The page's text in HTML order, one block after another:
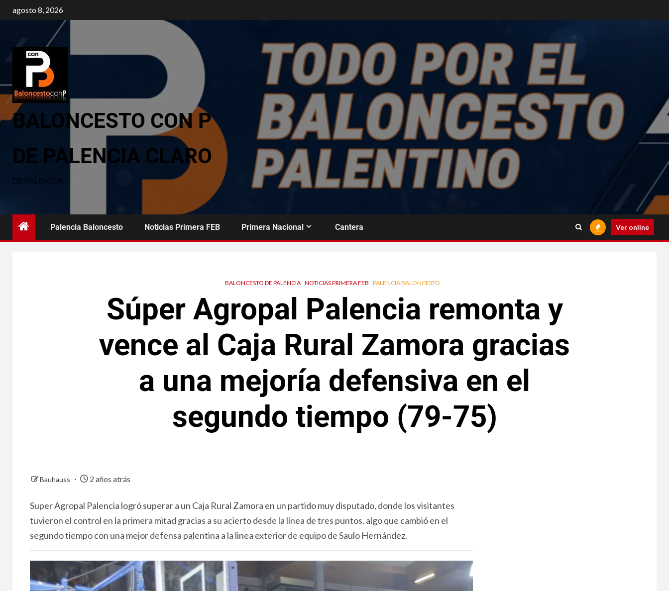
agosto 8, 2026
BALONCESTO CON P
DE PALENCIA CLARO
DE PALENCIA
Palencia Baloncesto Noticias Primera FEB Primera Nacional Cantera Ver online
BALONCESTO DE PALENCIA NOTICIAS PRIMERA FEB PALENCIA BALONCESTO
Súper Agropal Palencia remonta y
vence al Caja Rural Zamora gracias
a una mejoría defensiva en el
segundo tiempo (79-75)
Bauhauss 2 años atrás
Super Agropal Palencia logró superar a un Caja Rural Zamora en un partido muy disputado, donde los visitantes
tuvieron el control en la primera mitad gracias a su acierto desde la línea de tres puntos. algo que cambió en el
segundo tiempo con una mejor defensa palentina a la linea exterior de equipo de Saulo Hernández.